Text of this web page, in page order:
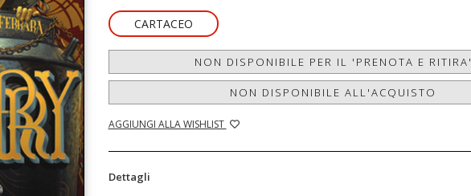
CARTACEO
NON DISPONIBILE PER IL 'PRENOTA E RITIRA'
NON DISPONIBILE ALL'ACQUISTO
AGGIUNGI ALLA WISHLIST
Dettagli